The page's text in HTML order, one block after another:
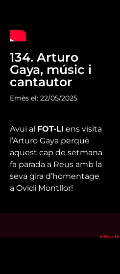
134. Arturo
Gaya, músic i
cantautor
Emès el: 22/05/2025
Avui al FOT-LI ens visita
l’Arturo Gaya perquè
aquest cap de setmana
fa parada a Reus amb la
seva gira d’homentage
a Ovidi Montllor!
Mira’t